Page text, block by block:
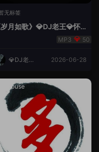
无标签
岁月如歌》💎DJ老王💎怀
50
💎DJ老王
2026-06-28
都House